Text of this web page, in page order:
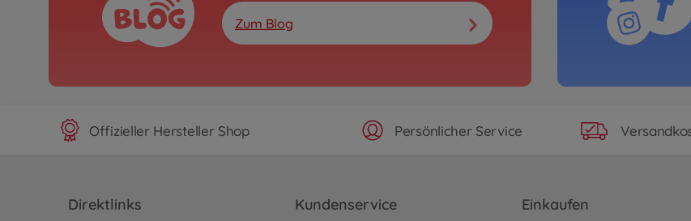
Zum Blog
Offizieller Hersteller Shop Persönlicher Service
Direktlinks Kundenservice Einkaufen